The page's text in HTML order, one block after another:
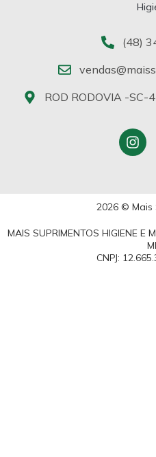
(48)
ROD RODOVIA -SC-
2026 © Mais
MAIS SUPRIMENTOS HIGIENE E
CNPJ: